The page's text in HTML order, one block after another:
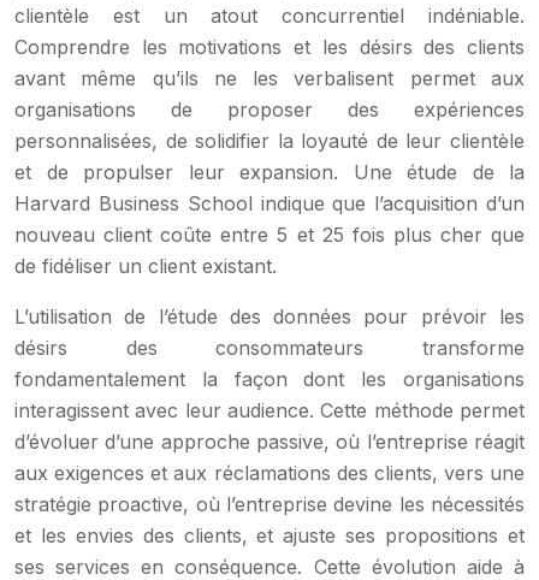
clientèle est un atout concurrentiel indéniable.
Comprendre les motivations et les désirs des clients
avant même qu’ils ne les verbalisent permet aux
organisations de proposer des expériences
personnalisées, de solidifier la loyauté de leur clientèle
et de propulser leur expansion. Une étude de la
Harvard Business School indique que l’acquisition d’un
nouveau client coûte entre 5 et 25 fois plus cher que
de fidéliser un client existant.
L’utilisation de l’étude des données pour prévoir les
désirs des consommateurs transforme
fondamentalement la façon dont les organisations
interagissent avec leur audience. Cette méthode permet
d’évoluer d’une approche passive, où l’entreprise réagit
aux exigences et aux réclamations des clients, vers une
stratégie proactive, où l’entreprise devine les nécessités
et les envies des clients, et ajuste ses propositions et
ses services en conséquence. Cette évolution aide à